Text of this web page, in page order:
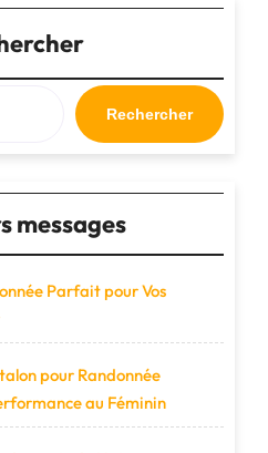
l’Aventure
de
la
Randonnée"
Rechercher
messages
Parfait pour Vos
pour Randonnée
au Féminin